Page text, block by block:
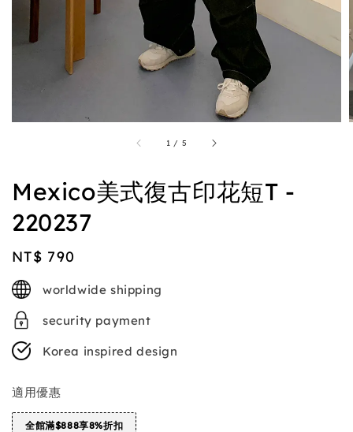
1 / 5
Mexico美式復古印花短T -
220237
Regular
price
NT$ 790
worldwide shipping
security payment
Korea inspired design
適用優惠
全館滿$888享8%折扣